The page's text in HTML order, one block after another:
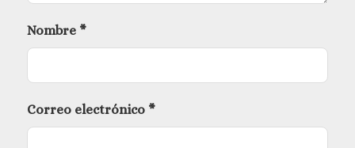
Nombre *
Correo electrónico *